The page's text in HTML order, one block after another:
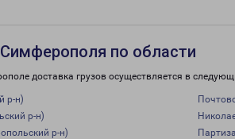
по области
доставка грузов осуществляется в
р-н)
р-н)
р-н)